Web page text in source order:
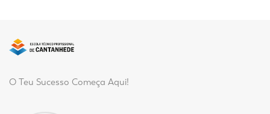
O Teu Sucesso Começa Aqui!